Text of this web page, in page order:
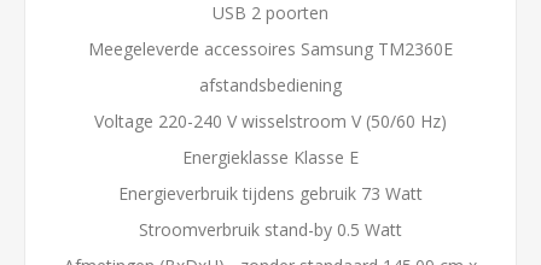
USB 2 poorten
Meegeleverde accessoires Samsung TM2360E
afstandsbediening
Voltage 220-240 V wisselstroom V (50/60 Hz)
Energieklasse Klasse E
Energieverbruik tijdens gebruik 73 Watt
Stroomverbruik stand-by 0.5 Watt